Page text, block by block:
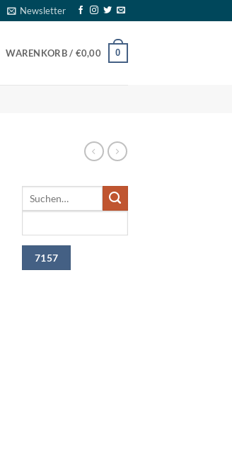
Newsletter
WARENKORB / €0,00 0